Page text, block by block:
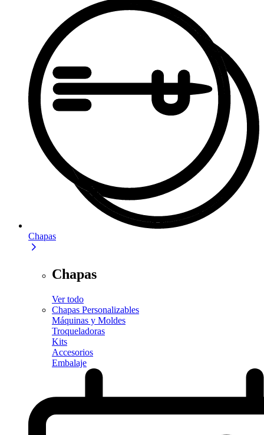
Chapas
Chapas
Ver todo
Chapas Personalizables
Máquinas y Moldes
Troqueladoras
Kits
Accesorios
Embalaje